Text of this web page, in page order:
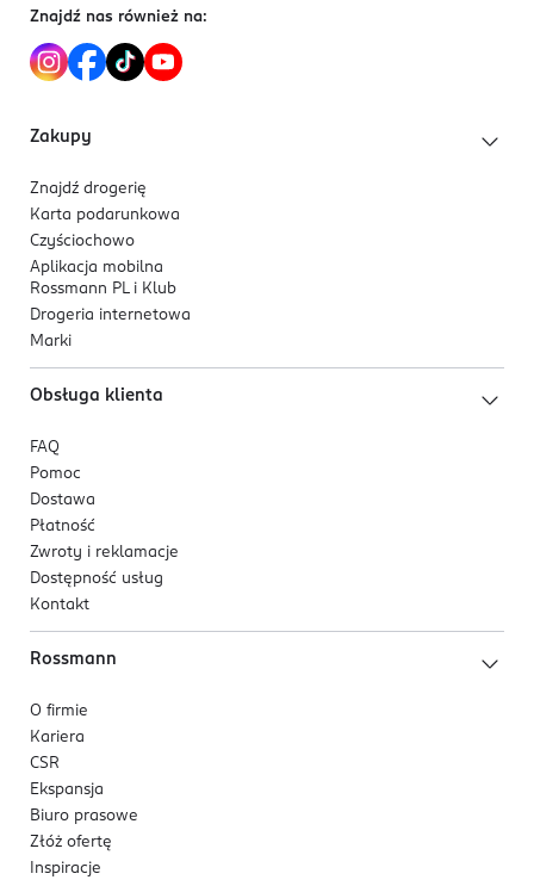
Znajdź nas również na:
Zakupy
Znajdź drogerię
Karta podarunkowa
Czyściochowo
Aplikacja mobilna
Rossmann PL i Klub
Drogeria internetowa
Marki
Obsługa klienta
FAQ
Pomoc
Dostawa
Płatność
Zwroty i reklamacje
Dostępność usług
Kontakt
Rossmann
O firmie
Kariera
CSR
Ekspansja
Biuro prasowe
Złóż ofertę
Inspiracje